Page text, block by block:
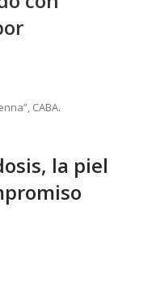
CABA.
la piel